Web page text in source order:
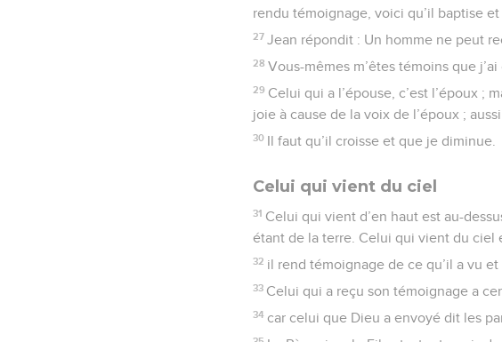
rendu témoignage, voici qu’il baptise et
27 Jean répondit : Un homme ne peut
28 Vous-mêmes m’êtes témoins que
29 Celui qui a l’épouse, c’est l’époux ;
joie à cause de la voix de l’époux ;
30 Il faut qu’il croisse et que je diminue.
Celui qui vient du ciel
31 Celui qui vient d’en haut est au-
étant de la terre. Celui qui vient du ciel
32 il rend témoignage de ce qu’il a vu
33 Celui qui a reçu son témoignage a
34 car celui que Dieu a envoyé dit les